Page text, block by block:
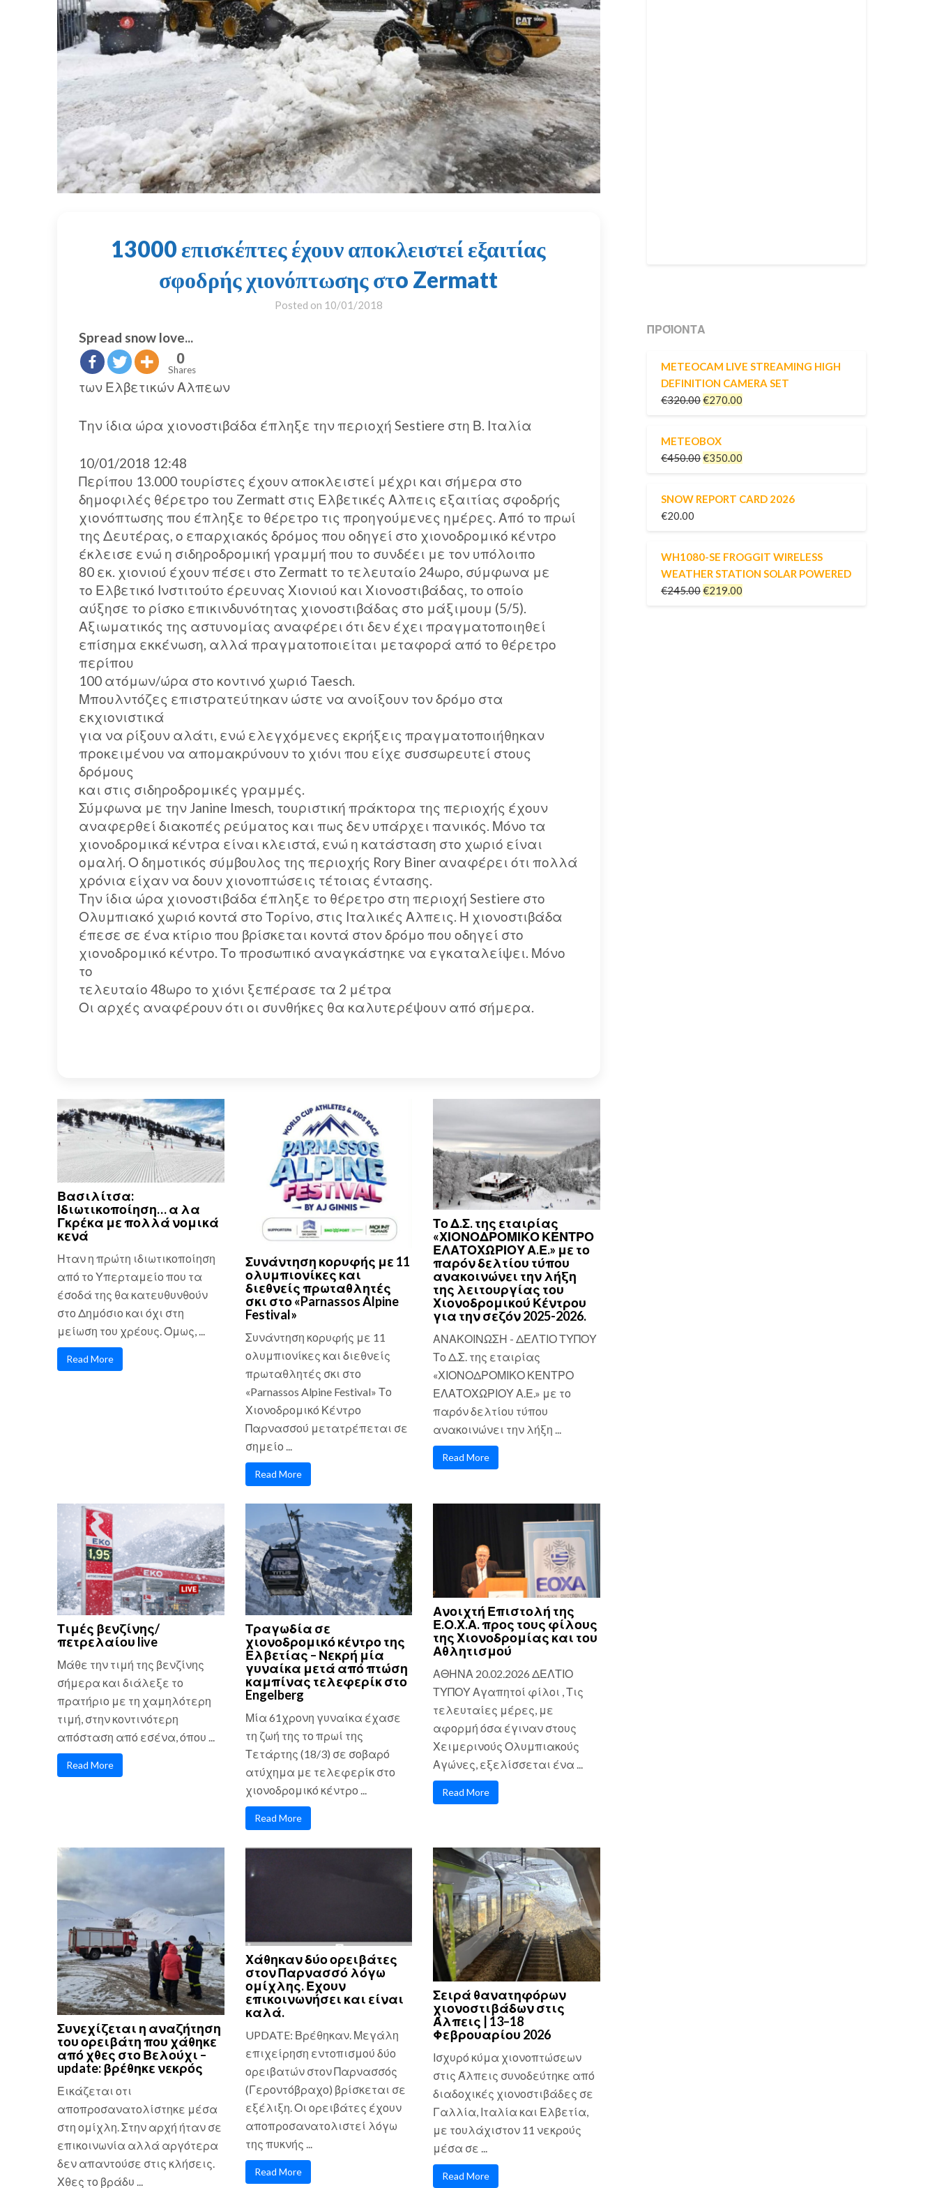
13000 επισκέπτες έχουν αποκλειστεί εξαιτίας
σφοδρής χιονόπτωσης στo Zermatt
Posted on 10/01/2018
Spread snow love...
0
Shares
των Ελβετικών Αλπεων
Την ίδια ώρα χιονοστιβάδα έπληξε την περιοχή Sestiere στη Β. Ιταλία
10/01/2018 12:48
Περίπου 13.000 τουρίστες έχουν αποκλειστεί μέχρι και σήμερα στο
δημοφιλές θέρετρο του Zermatt στις Ελβετικές Αλπεις εξαιτίας σφοδρής
χιονόπτωσης που έπληξε το θέρετρο τις προηγούμενες ημέρες. Από το πρωί
της Δευτέρας, ο επαρχιακός δρόμος που οδηγεί στο χιονοδρομικό κέντρο
έκλεισε ενώ η σιδηροδρομική γραμμή που το συνδέει με τον υπόλοιπο
80 εκ. χιονιού έχουν πέσει στο Zermatt το τελευταίο 24ωρο, σύμφωνα με
το Ελβετικό Ινστιτούτο έρευνας Χιονιού και Χιονοστιβάδας, το οποίο
αύξησε το ρίσκο επικινδυνότητας χιονοστιβάδας στο μάξιμουμ (5/5).
Αξιωματικός της αστυνομίας αναφέρει ότι δεν έχει πραγματοποιηθεί
επίσημα εκκένωση, αλλά πραγματοποιείται μεταφορά από το θέρετρο
περίπου
100 ατόμων/ώρα στο κοντινό χωριό Taesch.
Μπουλντόζες επιστρατεύτηκαν ώστε να ανοίξουν τον δρόμο στα
εκχιονιστικά
για να ρίξουν αλάτι, ενώ ελεγχόμενες εκρήξεις πραγματοποιήθηκαν
προκειμένου να απομακρύνουν το χιόνι που είχε συσσωρευτεί στους
δρόμους
και στις σιδηροδρομικές γραμμές.
Σύμφωνα με την Janine Imesch, τουριστική πράκτορα της περιοχής έχουν
αναφερθεί διακοπές ρεύματος και πως δεν υπάρχει πανικός. Μόνο τα
χιονοδρομικά κέντρα είναι κλειστά, ενώ η κατάσταση στο χωριό είναι
ομαλή. Ο δημοτικός σύμβουλος της περιοχής Rory Biner αναφέρει ότι πολλά
χρόνια είχαν να δουν χιονοπτώσεις τέτοιας έντασης.
Την ίδια ώρα χιονοστιβάδα έπληξε το θέρετρο στη περιοχή Sestiere στο
Ολυμπιακό χωριό κοντά στο Τορίνο, στις Ιταλικές Αλπεις. Η χιονοστιβάδα
έπεσε σε ένα κτίριο που βρίσκεται κοντά στον δρόμο που οδηγεί στο
χιονοδρομικό κέντρο. Το προσωπικό αναγκάστηκε να εγκαταλείψει. Μόνο
το
τελευταίο 48ωρο το χιόνι ξεπέρασε τα 2 μέτρα
Οι αρχές αναφέρουν ότι οι συνθήκες θα καλυτερέψουν από σήμερα.
Βασιλίτσα:
Ιδιωτικοποίηση… α λα
Γκρέκα με πολλά νομικά
κενά
Ηταν η πρώτη ιδιωτικοποίηση
από το Υπερταμείο που τα
έσοδά της θα κατευθυνθούν
στο Δημόσιο και όχι στη
μείωση του χρέους. Όμως, ...
Read More
Συνάντηση κορυφής με 11
ολυμπιονίκες και
διεθνείς πρωταθλητές
σκι στο «Parnassos Alpine
Festival»
Συνάντηση κορυφής με 11
ολυμπιονίκες και διεθνείς
πρωταθλητές σκι στο
«Parnassos Alpine Festival» Το
Χιονοδρομικό Κέντρο
Παρνασσού μετατρέπεται σε
σημείο ...
Read More
Το Δ.Σ. της εταιρίας
«ΧΙΟΝΟΔΡΟΜΙΚΟ ΚΕΝΤΡΟ
ΕΛΑΤΟΧΩΡΙΟΥ Α.Ε.» με το
παρόν δελτίου τύπου
ανακοινώνει την λήξη
της λειτουργίας του
Χιονοδρομικού Κέντρου
για την σεζόν 2025-2026.
ΑΝΑΚΟΙΝΩΣΗ - ΔΕΛΤΙΟ ΤΥΠΟΥ
Το Δ.Σ. της εταιρίας
«ΧΙΟΝΟΔΡΟΜΙΚΟ ΚΕΝΤΡΟ
ΕΛΑΤΟΧΩΡΙΟΥ Α.Ε.» με το
παρόν δελτίου τύπου
ανακοινώνει την λήξη ...
Read More
Τιμές βενζίνης/
πετρελαίου live
Μάθε την τιμή της βενζίνης
σήμερα και διάλεξε το
πρατήριο με τη χαμηλότερη
τιμή, στην κοντινότερη
απόσταση από εσένα, όπου ...
Read More
Τραγωδία σε
χιονοδρομικό κέντρο της
Ελβετίας – Νεκρή μία
γυναίκα μετά από πτώση
καμπίνας τελεφερίκ στο
Engelberg
Μία 61χρονη γυναίκα έχασε
τη ζωή της το πρωί της
Τετάρτης (18/3) σε σοβαρό
ατύχημα με τελεφερίκ στο
χιονοδρομικό κέντρο ...
Read More
Ανοιχτή Επιστολή της
Ε.Ο.Χ.Α. προς τους φίλους
της Χιονοδρομίας και του
Αθλητισμού
ΑΘΗΝΑ 20.02.2026 ΔΕΛΤΙΟ
ΤΥΠΟΥ Αγαπητοί φίλοι , Τις
τελευταίες μέρες, με
αφορμή όσα έγιναν στους
Χειμερινούς Ολυμπιακούς
Αγώνες, εξελίσσεται ένα ...
Read More
Συνεχίζεται η αναζήτηση
του ορειβάτη που χάθηκε
από χθες στο Βελούχι –
update: βρέθηκε νεκρός
Εικάζεται οτι
αποπροσανατολίστηκε μέσα
στη ομίχλη. Στην αρχή ήταν σε
επικοινωνία αλλά αργότερα
δεν απαντούσε στις κλήσεις.
Χθες το βράδυ ...
Χάθηκαν δύο ορειβάτες
στον Παρνασσό λόγω
ομίχλης. Εχουν
επικοινωνήσει και είναι
καλά.
UPDATE: Βρέθηκαν. Μεγάλη
επιχείρηση εντοπισμού δύο
ορειβατών στον Παρνασσός
(Γεροντόβραχο) βρίσκεται σε
εξέλιξη. Οι ορειβάτες έχουν
αποπροσανατολιστεί λόγω
της πυκνής ...
Read More
Σειρά θανατηφόρων
χιονοστιβάδων στις
Άλπεις | 13–18
Φεβρουαρίου 2026
Ισχυρό κύμα χιονοπτώσεων
στις Άλπεις συνοδεύτηκε από
διαδοχικές χιονοστιβάδες σε
Γαλλία, Ιταλία και Ελβετία,
με τουλάχιστον 11 νεκρούς
μέσα σε ...
Read More
ΠΡΟΪΌΝΤΑ
METEOCAM LIVE STREAMING HIGH
DEFINITION CAMERA SET
€320.00€270.00
METEOBOX
€450.00€350.00
SNOW REPORT CARD 2026
€20.00
WH1080-SE FROGGIT WIRELESS
WEATHER STATION SOLAR POWERED
€245.00€219.00